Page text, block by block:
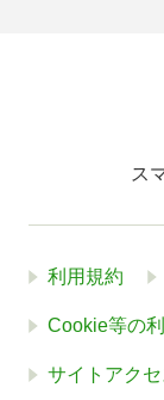
ス
利用規約
Cookie等の
サイトアク